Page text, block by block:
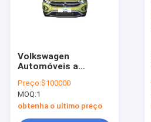
Volkswagen
Automóveis a
mão Stock
Volkswagen T-Roc
Venda por atacado
Melhores preços
Preço:$100000
MOQ:1
obtenha o ultimo preço